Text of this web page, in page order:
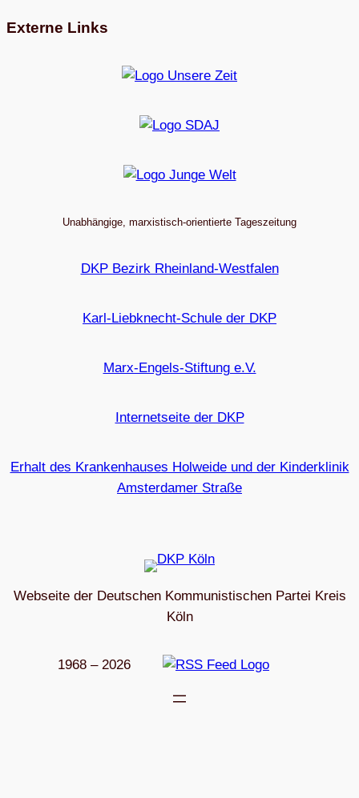
Externe Links
Unabhängige, marxistisch-orientierte Tageszeitung
DKP Bezirk Rheinland-Westfalen
Karl-Liebknecht-Schule der DKP
Marx-Engels-Stiftung e.V.
Internetseite der DKP
Erhalt des Krankenhauses Holweide und der Kinderklinik
Amsterdamer Straße
Webseite der Deutschen Kommunistischen Partei Kreis
Köln
1968 – 2026